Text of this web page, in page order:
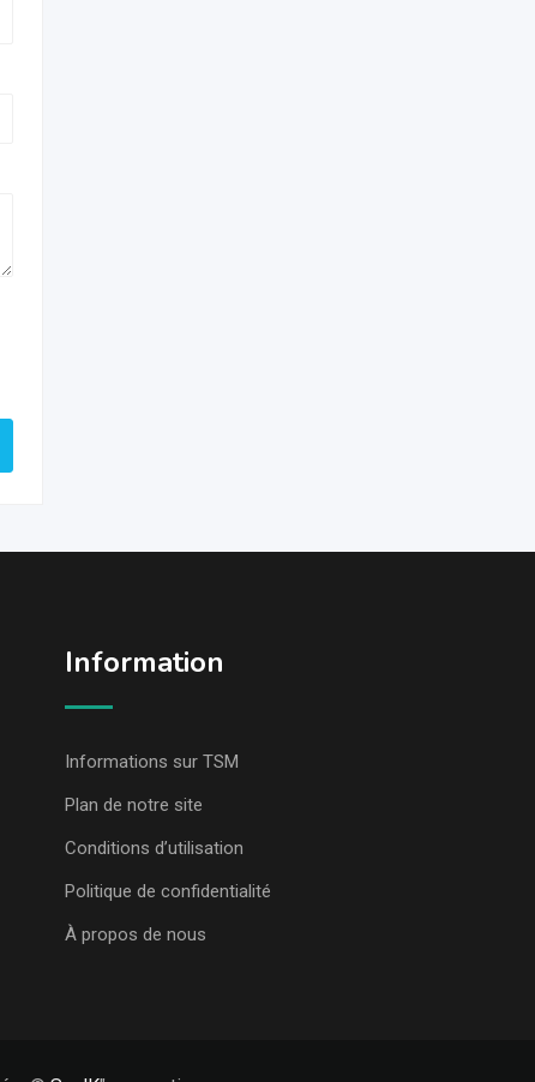
Information
Informations sur TSM
Plan de notre site
Conditions d’utilisation
Politique de confidentialité
À propos de nous